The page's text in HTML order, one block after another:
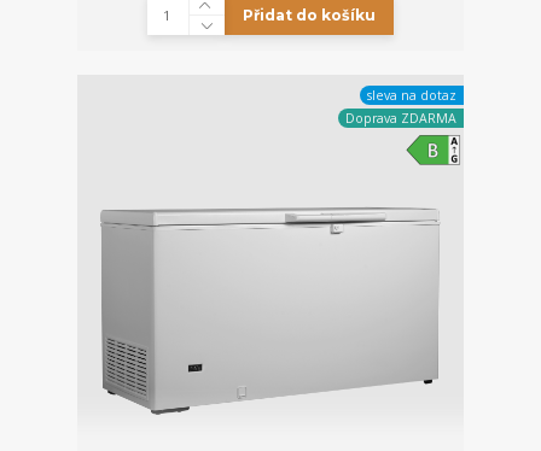
Přidat do košíku
sleva na dotaz
Doprava ZDARMA